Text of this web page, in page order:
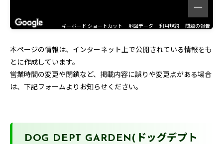
キーボード ショートカット 地図データ 利用規約 問題の報告
本ページの情報は、インターネット上で公開されている情報をも
とに作成しています。
営業時間の変更や閉鎖など、掲載内容に誤りや変更点がある場合
は、下記フォームよりお知らせください。
DOG DEPT GARDEN(ドッグデプト